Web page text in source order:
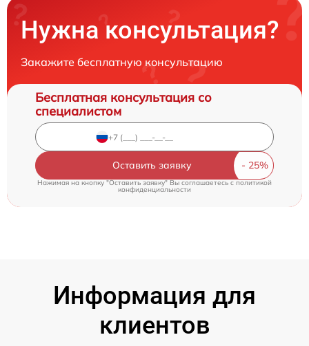
Нужна консультация?
Закажите бесплатную консультацию
Бесплатная консультация со
специалистом
Оставить заявку
Нажимая на кнопку "Оставить заявку" Вы соглашаетесь cполитикой
конфиденциальности
Информация для
клиентов